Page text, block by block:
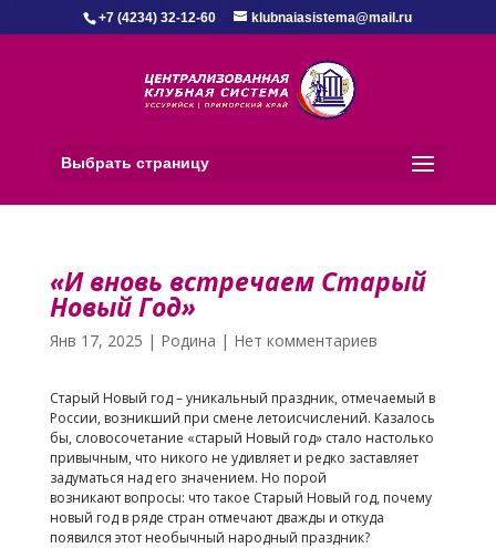
+7 (4234) 32-12-60 klubnaiasistema@mail.ru
Выбрать страницу
«И вновь встречаем Старый
Новый Год»
Янв 17, 2025 | Родина | Нет комментариев
Старый Новый год – уникальный праздник, отмечаемый в
России, возникший при смене летоисчислений. Казалось
бы, словосочетание «старый Новый год» стало настолько
привычным, что никого не удивляет и редко заставляет
задуматься над его значением. Но порой
возникают вопросы: что такое Старый Новый год, почему
новый год в ряде стран отмечают дважды и откуда
появился этот необычный народный праздник?